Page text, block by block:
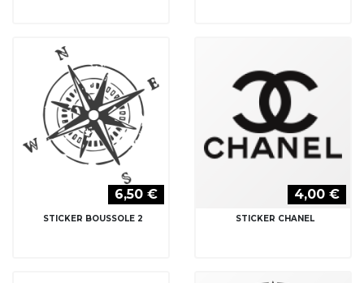
6,50 €
STICKER BOUSSOLE 2
4,00 €
STICKER CHANEL